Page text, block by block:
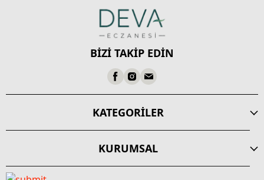
BİZİ TAKİP EDİN
KATEGORİLER
KURUMSAL